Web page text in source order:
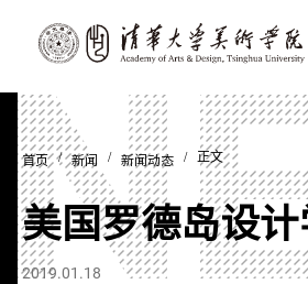
首页/新闻 / 新闻动态 / 正文
美国罗德岛设
2019.01.18